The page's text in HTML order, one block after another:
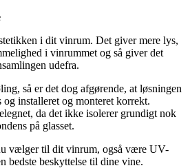
i dit vinrum. Det giver mere lys,
i vinrummet og så giver det
udefra.
så er det dog afgørende, at løsningen
installeret og monteret korrekt.
da det ikke isolerer grundigt nok
på glasset.
vælger til dit vinrum, også være UV-
bedste beskyttelse til dine vine.